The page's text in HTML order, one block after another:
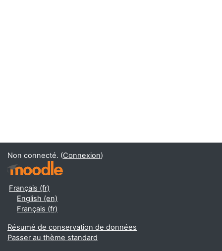
Non connecté. (Connexion)
Français ‎(fr)‎
English ‎(en)‎
Français ‎(fr)‎
Résumé de conservation de données
Passer au thème standard